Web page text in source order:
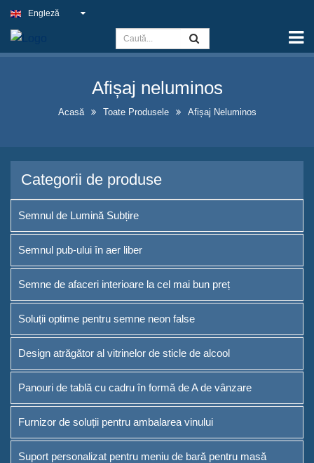
Capacitate
Semnul de Lumină Subțire
Semnul pub-ului în aer liber
Soluții optime pentru semne
neon false
Design atrăgător al vitrinelor de
ambalarea vinului
Suport personalizat pentru
meniu de bară pentru masă
Găleata de gheață
Engleză
Afișaj neluminos
Acasă Toate Produsele Afișaj Neluminos
Categorii de produse
Semnul de Lumină Subțire
Semnul pub-ului în aer liber
Semne de afaceri interioare la cel mai bun preț
Soluții optime pentru semne neon false
Design atrăgător al vitrinelor de sticle de alcool
Panouri de tablă cu cadru în formă de A de vânzare
Furnizor de soluții pentru ambalarea vinului
Suport personalizat pentru meniu de bară pentru masă